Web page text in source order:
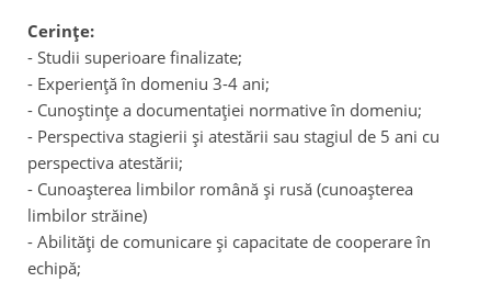
Cerinţe:
- Studii superioare finalizate;
- Experienţă în domeniu 3-4 ani;
- Cunoştinţe a documentaţiei normative în domeniu;
- Perspectiva stagierii și atestării sau stagiul de 5 ani cu
perspectiva atestării;
- Cunoașterea limbilor română și rusă (cunoaşterea
limbilor străine)
- Abilităţi de comunicare şi capacitate de cooperare în
echipă;